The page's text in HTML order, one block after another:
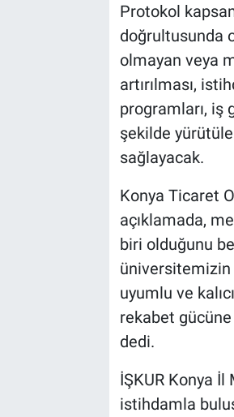
Protokol
doğrultusunda
olmayan veya
artırılması,
programları, iş
şekilde
sağlayacak.
Konya Ticaret
açıklamada,
biri olduğunu
üniversitemizin
uyumlu ve
rekabet
dedi.
İŞKUR Konya
istihdamla